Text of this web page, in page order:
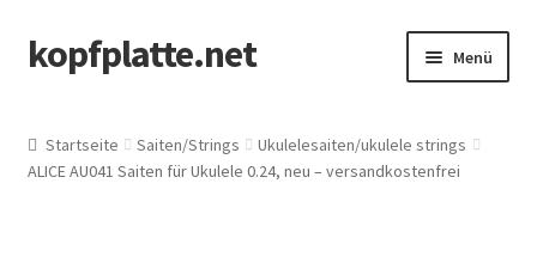
Zur
Navigation
Springe
zum
kopfplatte.net Menü
Shop
Startseite Saiten/Strings
Ukulelesaiten/ukulele strings
ALICE AU041 Saiten für Ukulele 0.24, neu – versandkostenfrei